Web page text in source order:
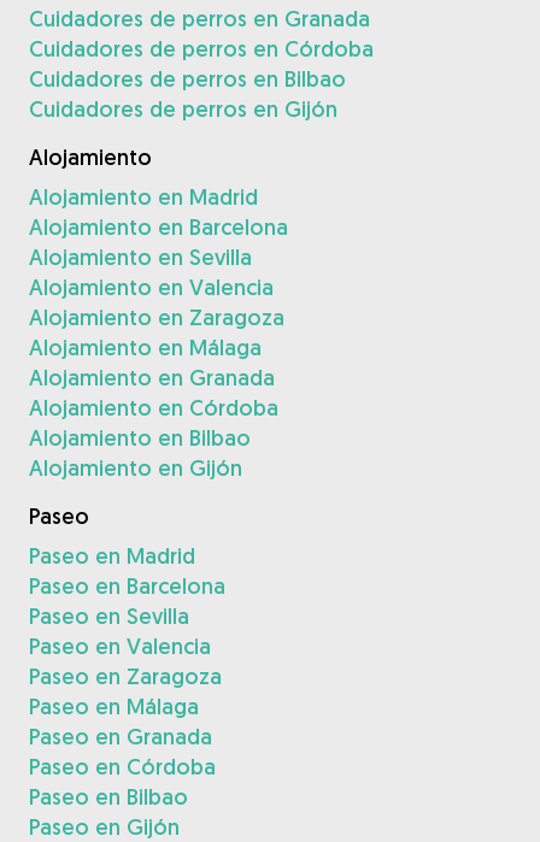
Cuidadores de perros en Granada
Cuidadores de perros en Córdoba
Cuidadores de perros en Bilbao
Cuidadores de perros en Gijón
Alojamiento
Alojamiento en Madrid
Alojamiento en Barcelona
Alojamiento en Sevilla
Alojamiento en Valencia
Alojamiento en Zaragoza
Alojamiento en Málaga
Alojamiento en Granada
Alojamiento en Córdoba
Alojamiento en Bilbao
Alojamiento en Gijón
Paseo
Paseo en Madrid
Paseo en Barcelona
Paseo en Sevilla
Paseo en Valencia
Paseo en Zaragoza
Paseo en Málaga
Paseo en Granada
Paseo en Córdoba
Paseo en Bilbao
Paseo en Gijón